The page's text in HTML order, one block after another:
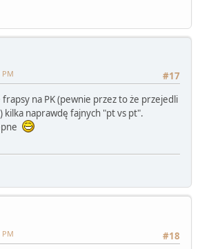
#17
PM
frapsy na PK (pewnie przez to że przejedli
) kilka naprawdę fajnych "pt vs pt".
#18
PM